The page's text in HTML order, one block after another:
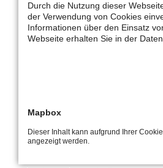
MÜNSTER
Dimension
LEISTUNGEN
Durch die Nutzung dieser
der Verwendung von Cookies
Informationen über den Einsatz
Webseite erhalten Sie in der
Mapbox
Dieser Inhalt kann aufgrund Ihrer
angezeigt werden.